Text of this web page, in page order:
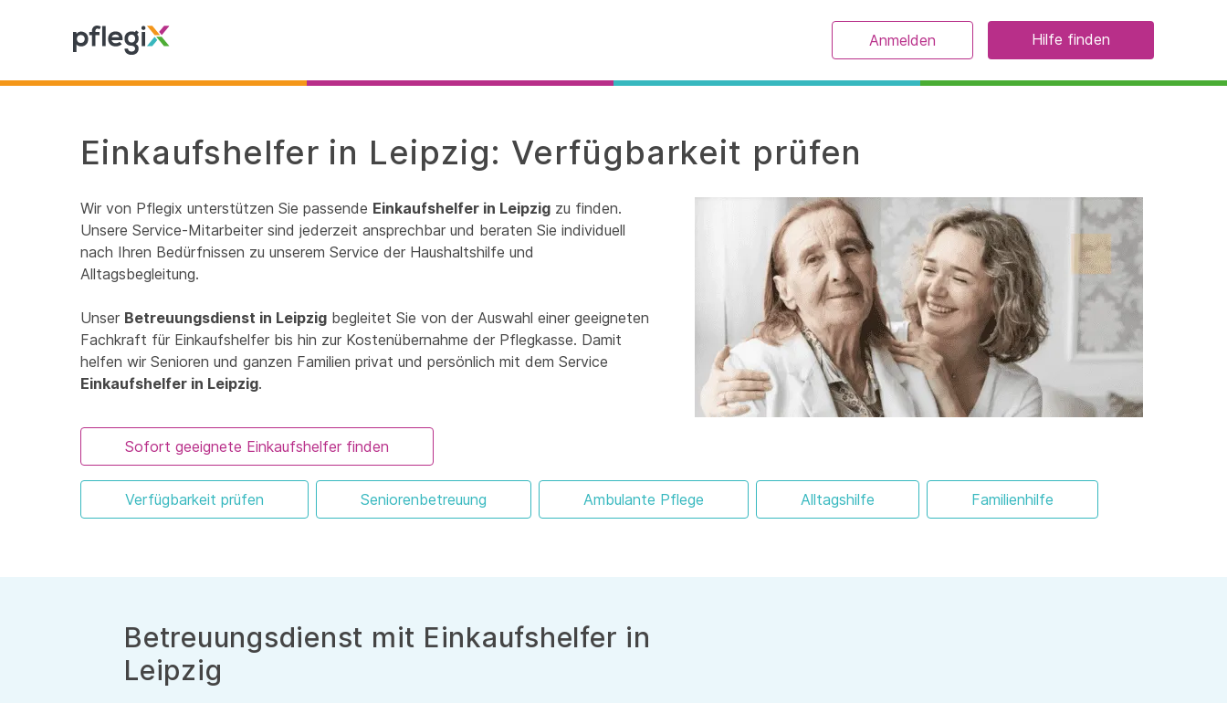
Anmelden Hilfe finden
Einkaufshelfer in Leipzig: Verfügbarkeit prüfen
Wir von Pflegix unterstützen Sie passende Einkaufshelfer in Leipzig zu finden.
Unsere Service-Mitarbeiter sind jederzeit ansprechbar und beraten Sie individuell
nach Ihren Bedürfnissen zu unserem Service der Haushaltshilfe und
Alltagsbegleitung.
Unser Betreuungsdienst in Leipzig begleitet Sie von der Auswahl einer geeigneten
Fachkraft für Einkaufshelfer bis hin zur Kostenübernahme der Pflegkasse. Damit
helfen wir Senioren und ganzen Familien privat und persönlich mit dem Service
Einkaufshelfer in Leipzig.
Sofort geeignete Einkaufshelfer finden
Verfügbarkeit prüfen Seniorenbetreuung Ambulante Pflege Alltagshilfe Familienhilfe
Betreuungsdienst mit Einkaufshelfer in
Leipzig